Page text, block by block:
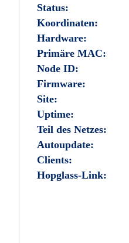
Status:
Koordinaten:
Hardware:
Primäre MAC:
Node ID:
Firmware:
Site:
Uptime:
Teil des Netzes:
Autoupdate:
Clients:
Hopglass-Link: